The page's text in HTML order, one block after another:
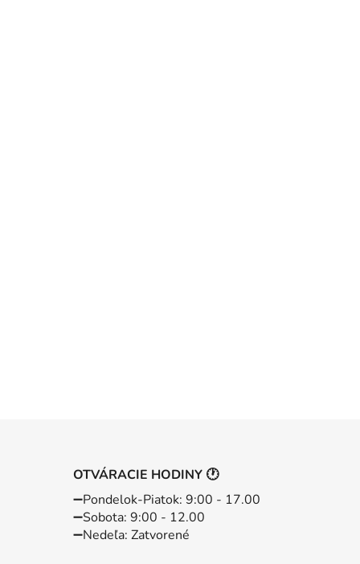
OTVÁRACIE HODINY 🕐
➖️Pondelok-Piatok: 9:00 - 17.00
➖️Sobota: 9:00 - 12.00
➖️Nedeľa: Zatvorené